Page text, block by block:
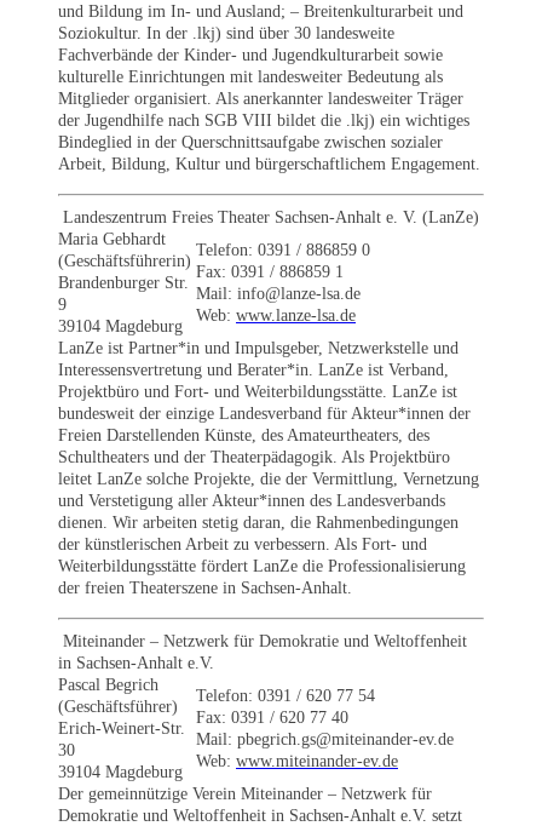
und Bildung im In- und Ausland; – Breitenkulturarbeit und
Soziokultur. In der .lkj) sind über 30 landesweite
Fachverbände der Kinder- und Jugendkulturarbeit sowie
kulturelle Einrichtungen mit landesweiter Bedeutung als
Mitglieder organisiert. Als anerkannter landesweiter Träger
der Jugendhilfe nach SGB VIII bildet die .lkj) ein wichtiges
Bindeglied in der Querschnittsaufgabe zwischen sozialer
Arbeit, Bildung, Kultur und bürgerschaftlichem Engagement.
Landeszentrum Freies Theater Sachsen-Anhalt e. V. (LanZe)
Maria Gebhardt
(Geschäftsführerin)
Brandenburger Str.
9
39104 Magdeburg
Telefon: 0391 / 886859 0
Fax: 0391 / 886859 1
Mail: info@lanze-lsa.de
Web: www.lanze-lsa.de
LanZe ist Partner*in und Impulsgeber, Netzwerkstelle und
Interessensvertretung und Berater*in. LanZe ist Verband,
Projektbüro und Fort- und Weiterbildungsstätte. LanZe ist
bundesweit der einzige Landesverband für Akteur*innen der
Freien Darstellenden Künste, des Amateurtheaters, des
Schultheaters und der Theaterpädagogik. Als Projektbüro
leitet LanZe solche Projekte, die der Vermittlung, Vernetzung
und Verstetigung aller Akteur*innen des Landesverbands
dienen. Wir arbeiten stetig daran, die Rahmenbedingungen
der künstlerischen Arbeit zu verbessern. Als Fort- und
Weiterbildungsstätte fördert LanZe die Professionalisierung
der freien Theaterszene in Sachsen-Anhalt.
Miteinander – Netzwerk für Demokratie und Weltoffenheit
in Sachsen-Anhalt e.V.
Pascal Begrich
(Geschäftsführer)
Erich-Weinert-Str.
30
39104 Magdeburg
Telefon: 0391 / 620 77 54
Fax: 0391 / 620 77 40
Mail: pbegrich.gs@miteinander-ev.de
Web: www.miteinander-ev.de
Der gemeinnützige Verein Miteinander – Netzwerk für
Demokratie und Weltoffenheit in Sachsen-Anhalt e.V. setzt